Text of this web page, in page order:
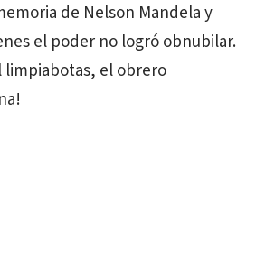
de Nelson Mandela y
el poder no logró obnubilar.
limpiabotas, el obrero